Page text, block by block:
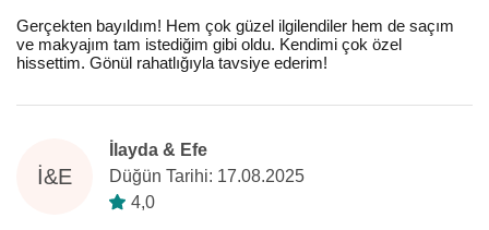
Gerçekten bayıldım! Hem çok güzel ilgilendiler hem de saçım
ve makyajım tam istediğim gibi oldu. Kendimi çok özel
hissettim. Gönül rahatlığıyla tavsiye ederim!
İ&E
İlayda & Efe
Düğün Tarihi: 17.08.2025
4,0